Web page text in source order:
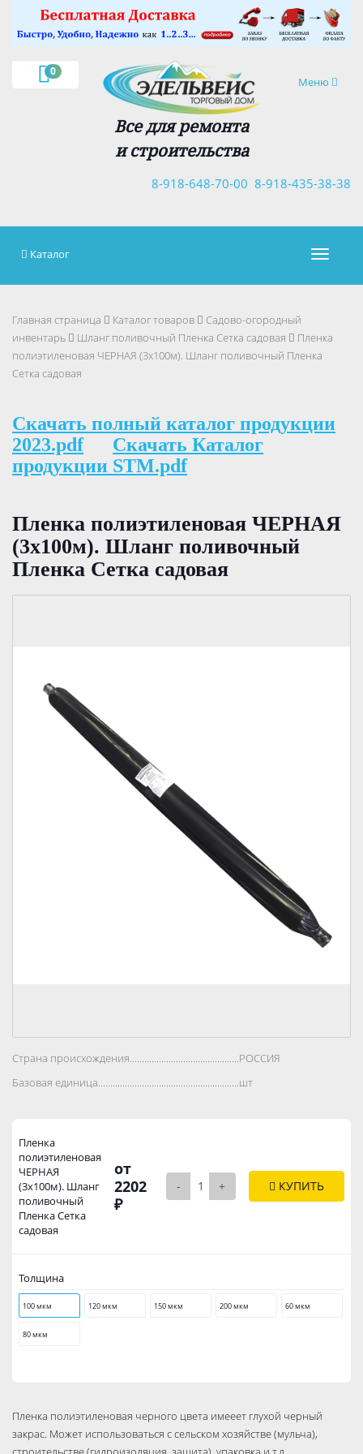
0
Навигация
Меню
Все для ремонта
и строительства
8-918-435-38-38
8-918-648-70-00
×
Каталог
Главная страница Каталог товаров
Садово-огородный
инвентарь
Шланг поливочный Пленка Сетка садовая
Пленка
полиэтиленовая ЧЕРНАЯ (3х100м). Шланг поливочный Пленка
Сетка садовая
Скачать полный каталог продукции
2023.pdf
Скачать Каталог
продукции STM.pdf
Пленка полиэтиленовая ЧЕРНАЯ
(3х100м). Шланг поливочный
Пленка Сетка садовая
Страна происхождения..................................................................................
РОССИЯ
Базовая единица..................................................................................
шт
Пленка
полиэтиленовая
ЧЕРНАЯ
(3х100м). Шланг
поливочный
Пленка Сетка
садовая
от
2202
₽
- + КУПИТЬ
Толщина
100 мкм 120 мкм 150 мкм 200 мкм 60 мкм
80 мкм
Пленка полиэтиленовая черного цвета имееет глухой черный
закрас. Может использоваться с сельском хозяйстве (мульча),